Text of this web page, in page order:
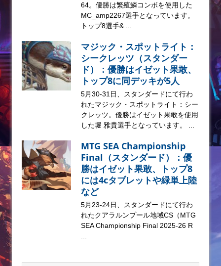
64。優勝は繁殖鱗コンボを使用した
MC_amp2267選手となっています。
トップ8選手& ...
マジック・スポットライト：
シークレッツ（スタンダー
ド）：優勝はイゼット果敢、
トップ8に同デッキが5人
5月30-31日、スタンダードにて行わ
れたマジック・スポットライト：シー
クレッツ。優勝はイゼット果敢を使用
した堀 雅貴選手となっています。 ...
MTG SEA Championship
Final（スタンダード）：優
勝はイゼット果敢、トップ8
には4cタブレットや緑単上陸
など
5月23-24日、スタンダードにて行わ
れたクアラルンプール地域CS（MTG
SEA Championship Final 2025-26 R